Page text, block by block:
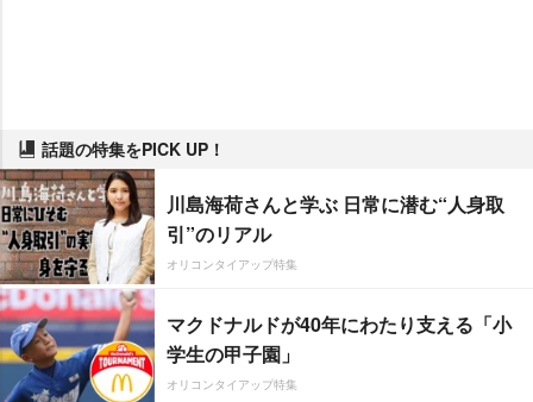
話題の特集をPICK UP！
川島海荷さんと学ぶ 日常に潜む“人身取
引”のリアル
オリコンタイアップ特集
マクドナルドが40年にわたり支える「小
学生の甲子園」
オリコンタイアップ特集